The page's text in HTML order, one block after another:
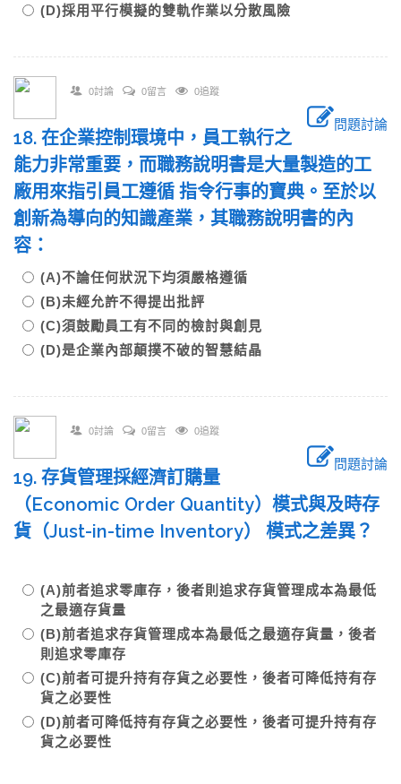
(D)採用平行模擬的雙軌作業以分散風險
0討論 0留言 0追蹤
問題討論
18. 在企業控制環境中，員工執行之
能力非常重要，而職務說明書是大量製造的工
廠用來指引員工遵循 指令行事的寶典。至於以
創新為導向的知識產業，其職務說明書的內
容：
(A)不論任何狀況下均須嚴格遵循
(B)未經允許不得提出批評
(C)須鼓勵員工有不同的檢討與創見
(D)是企業內部顛撲不破的智慧結晶
0討論 0留言 0追蹤
問題討論
19. 存貨管理採經濟訂購量
（Economic Order Quantity）模式與及時存
貨（Just-in-time Inventory） 模式之差異？
(A)前者追求零庫存，後者則追求存貨管理成本為最低
之最適存貨量
(B)前者追求存貨管理成本為最低之最適存貨量，後者
則追求零庫存
(C)前者可提升持有存貨之必要性，後者可降低持有存
貨之必要性
(D)前者可降低持有存貨之必要性，後者可提升持有存
貨之必要性